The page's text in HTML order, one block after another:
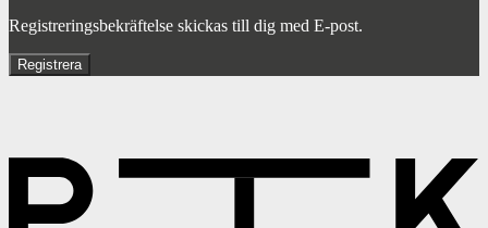
Registreringsbekräftelse skickas till dig med E-post.